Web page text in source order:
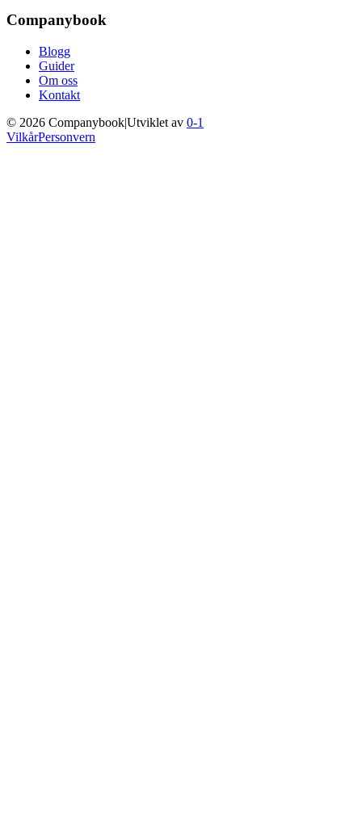
Companybook
Blogg
Guider
Om oss
Kontakt
© 2026 Companybook|Utviklet av 0-1
VilkårPersonvern